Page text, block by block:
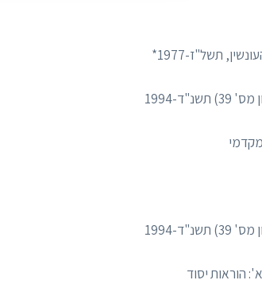
תשל"ז-1977*
תשנ"ד-1994
תשנ"ד-1994
הוראות יסוד